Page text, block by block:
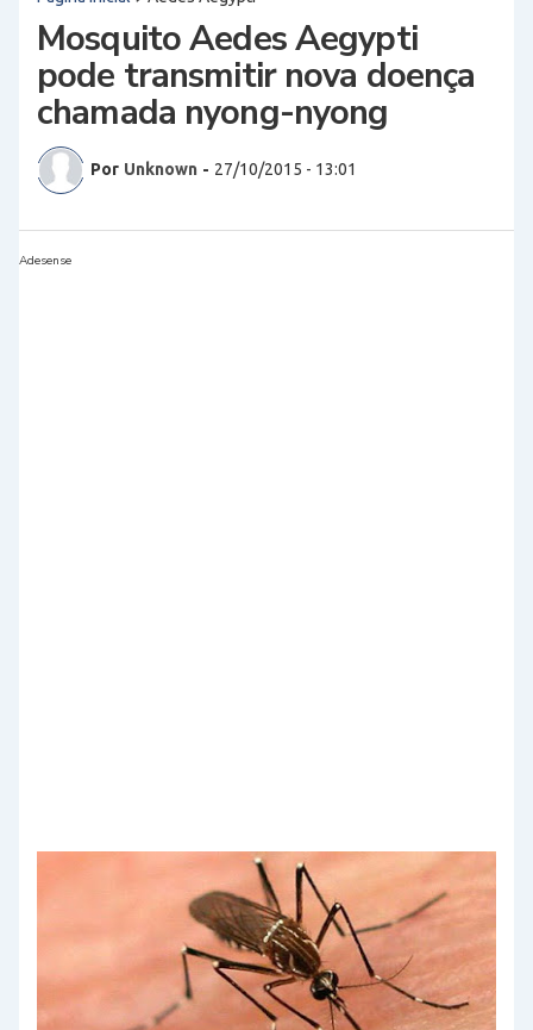
Mosquito Aedes Aegypti
pode transmitir nova doença
chamada nyong-nyong
Por Unknown - 27/10/2015 - 13:01
Adesense